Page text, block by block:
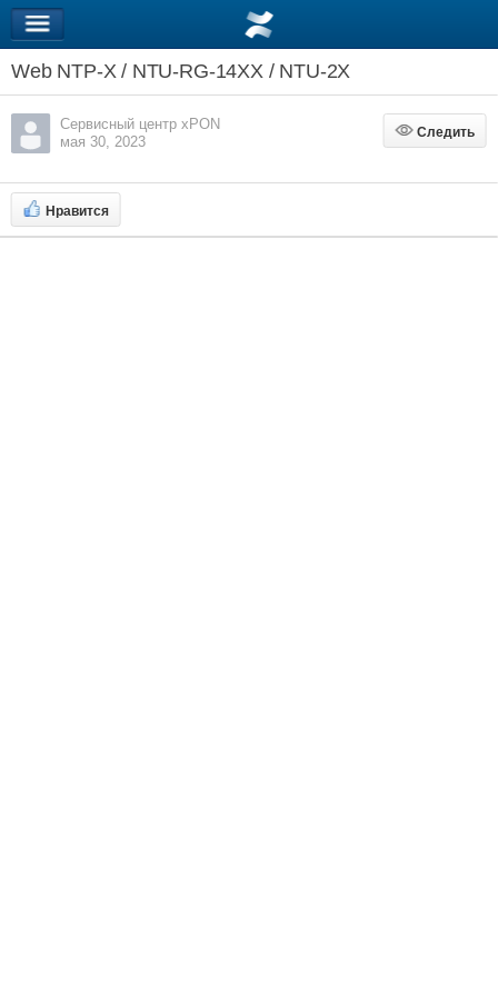
Web NTP-X / NTU-RG-14XX / NTU-2X
Сервисный центр xPON
мая 30, 2023
Следить
Следить
Нравится